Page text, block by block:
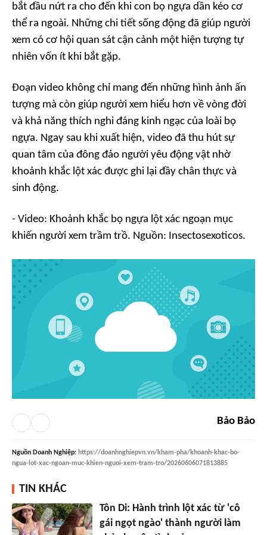
bắt đầu nứt ra cho đến khi con bọ ngựa dần kéo cơ
thể ra ngoài. Những chi tiết sống động đã giúp người
xem có cơ hội quan sát cận cảnh một hiện tượng tự
nhiên vốn ít khi bắt gặp.
Đoạn video không chỉ mang đến những hình ảnh ấn
tượng mà còn giúp người xem hiểu hơn về vòng đời
và khả năng thích nghi đáng kinh ngạc của loài bọ
ngựa. Ngay sau khi xuất hiện, video đã thu hút sự
quan tâm của đông đảo người yêu động vật nhờ
khoảnh khắc lột xác được ghi lại đầy chân thực và
sinh động.
- Video: Khoảnh khắc bọ ngựa lột xác ngoạn mục
khiến người xem trầm trồ. Nguồn: Insectosexoticos.
Bảo Bảo
Nguồn Doanh Nghiệp: https://doanhnghiepvn.vn/kham-pha/khoanh-khac-bo-
ngua-lot-xac-ngoan-muc-khien-nguoi-xem-tram-tro/20260606071813885
TIN KHÁC
Tôn Di: Hành trình lột xác từ 'cô
gái ngọt ngào' thành người làm